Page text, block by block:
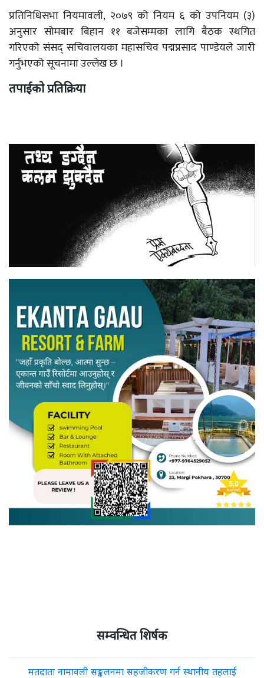
प्रतिनिधिसभा नियमावली, २०७९ को नियम ६ को उपनियम (३)
अनुसार सोमबार बिहान ११ बजेसम्मका लागि बैठक स्थगित
गरिएको संसद् सचिवालयका महासचिव पद्मप्रसाद पाण्डेयले जारी
गर्नुभएको सूचनामा उल्लेख छ ।
तपाईको प्रतिक्रिया
सम्वन्धित शिर्षक
मतदाता नामावली सङ्कलनमा सहजीकरण गर्न स्थानीय तहलाई